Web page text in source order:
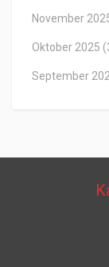
November
Oktober 2025
September